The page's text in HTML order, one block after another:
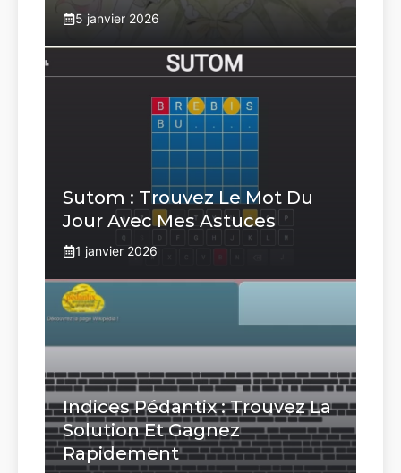
5 janvier 2026
Sutom : Trouvez Le Mot Du
Jour Avec Mes Astuces
1 janvier 2026
Indices Pédantix : Trouvez La
Solution Et Gagnez
Rapidement